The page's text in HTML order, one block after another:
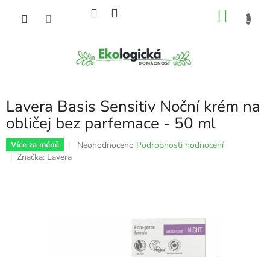
Lavera Basis Sensitiv Noční krém na
obličej bez parfemace - 50 ml
Více za méně
Průměrné
Neohodnoceno Podrobnosti hodnocení
Značka: Lavera